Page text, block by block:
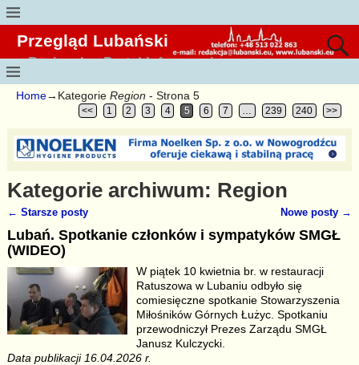
Przegląd Lubański
Regionalny Portal Informacyjny
Home→Kategorie Region - Strona 5
<< 1 2 3 4 5 6 7 … 239 240 >>
Kategorie archiwum: Region
Nawigacja
← Starsze posty Nowe posty →
Lubań. Spotkanie członków i sympatyków SMGŁ
(WIDEO)
W piątek 10 kwietnia br. w restauracji
Ratuszowa w Lubaniu odbyło się
comiesięczne spotkanie Stowarzyszenia
Miłośników Górnych Łużyc. Spotkaniu
przewodniczył Prezes Zarządu SMGŁ
Janusz Kulczycki.
Data publikacji 16.04.2026 r.